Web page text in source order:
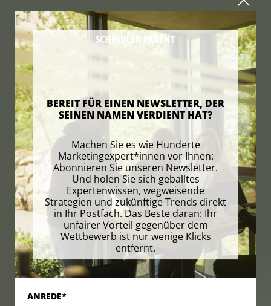
BEREIT FÜR EINEN NEWSLETTER, DER
SEINEN NAMEN VERDIENT HAT?
Machen Sie es wie Hunderte
Marketingexpert*innen vor Ihnen:
Abonnieren Sie unseren Newsletter.
Und holen Sie sich geballtes
Expertenwissen, wegweisende
Strategien und zukünftige Trends direkt
in Ihr Postfach. Das Beste daran: Ihr
unfairer Vorteil gegenüber dem
Wettbewerb ist nur wenige Klicks
entfernt.
ANREDE*